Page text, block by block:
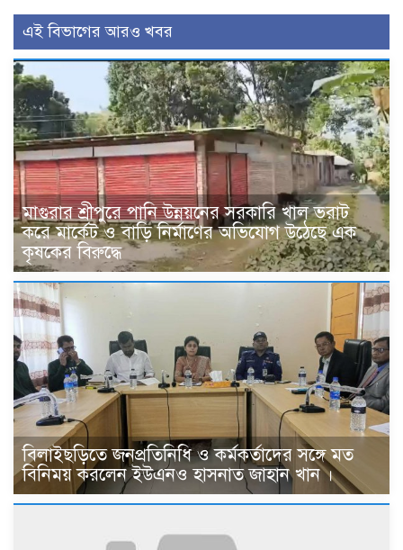
এই বিভাগের আরও খবর
মাগুরার শ্রীপুরে পানি উন্নয়নের সরকারি খাল ভরাট
করে মার্কেট ও বাড়ি নির্মাণের অভিযোগ উঠেছে এক
কৃষকের বিরুদ্ধে
বিলাইছড়িতে জনপ্রতিনিধি ও কর্মকর্তাদের সঙ্গে মত
বিনিময় করলেন ইউএনও হাসনাত জাহান খান ।